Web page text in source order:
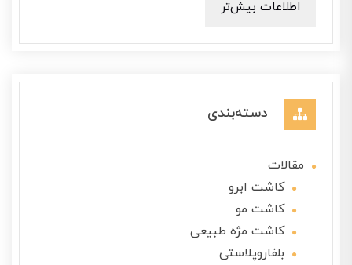
اطلاعات بیش‌تر
دسته‌بندی
مقالات
کاشت ابرو
کاشت مو
کاشت مژه طبیعی
بلفاروپلاستی